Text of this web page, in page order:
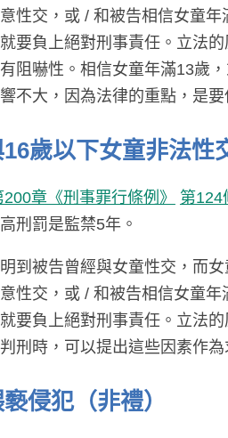
性交，或 / 和被告相信女童
要負上絕對刑事責任。立法
阻嚇性。相信女童年滿13歲
不大，因為法律的重點，是要
歲以下女童非法性
200章《刑事罪行條例》 第124
刑罰是監禁5年。
到被告曾經與女童性交，而
性交，或 / 和被告相信女童
要負上絕對刑事責任。立法
刑時，可以提出這些因素作為
侵犯（非禮）